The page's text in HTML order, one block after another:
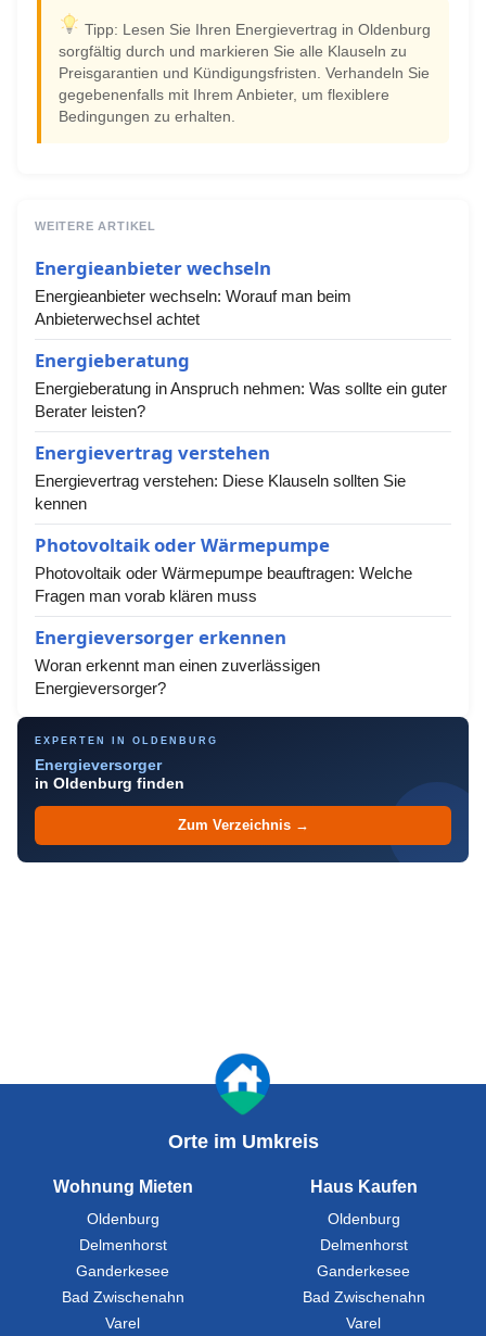
Tipp: Lesen Sie Ihren Energievertrag in Oldenburg
sorgfältig durch und markieren Sie alle Klauseln zu
Preisgarantien und Kündigungsfristen. Verhandeln Sie
gegebenenfalls mit Ihrem Anbieter, um flexiblere
Bedingungen zu erhalten.
WEITERE ARTIKEL
Energieanbieter wechseln
Energieanbieter wechseln: Worauf man beim
Anbieterwechsel achtet
Energieberatung
Energieberatung in Anspruch nehmen: Was sollte ein guter
Berater leisten?
Energievertrag verstehen
Energievertrag verstehen: Diese Klauseln sollten Sie
kennen
Photovoltaik oder Wärmepumpe
Photovoltaik oder Wärmepumpe beauftragen: Welche
Fragen man vorab klären muss
Energieversorger erkennen
Woran erkennt man einen zuverlässigen
Energieversorger?
EXPERTEN IN OLDENBURG
Energieversorger
in Oldenburg finden
Zum Verzeichnis →
Orte im Umkreis
Wohnung Mieten
Oldenburg
Delmenhorst
Ganderkesee
Bad Zwischenahn
Varel
Haus Kaufen
Oldenburg
Delmenhorst
Ganderkesee
Bad Zwischenahn
Varel